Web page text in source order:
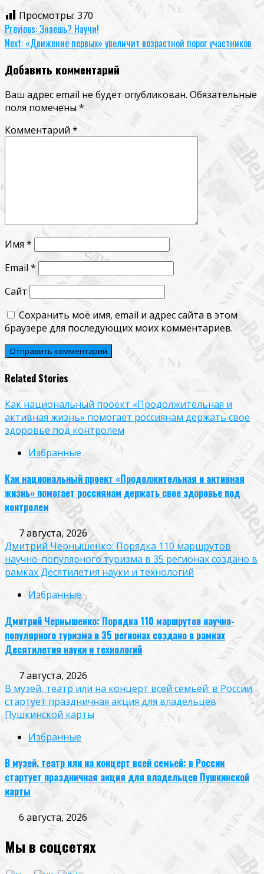
Просмотры: 370
Continue
Reading
Previous:Знаешь? Научи!
Next: «Движение первых» увеличит возрастной порог участников
Добавить комментарий
Ваш адрес email не будет опубликован. Обязательные
поля помечены*
Комментарий *
Имя *
Email*
Сайт
Сохранить моё имя, email и адрес сайта в этом
браузере для последующих моих комментариев.
Related Stories
Как национальный проект «Продолжительная и
активная жизнь» помогает россиянам держать свое
здоровье под контролем
Избранные
Как национальный проект «Продолжительная и активная
жизнь» помогает россиянам держать свое здоровье под
контролем
7 августа, 2026
Дмитрий Чернышенко: Порядка 110 маршрутов
научно-популярного туризма в 35 регионах создано в
рамках Десятилетия науки и технологий
Избранные
Дмитрий Чернышенко: Порядка 110 маршрутов научно-
популярного туризма в 35 регионах создано в рамках
Десятилетия науки и технологий
7 августа, 2026
В музей, театр или на концерт всей семьей: в России
стартует праздничная акция для владельцев
Пушкинской карты
Избранные
В музей, театр или на концерт всей семьей: в России
стартует праздничная акция для владельцев Пушкинской
карты
6 августа, 2026
Мы в соцсетях